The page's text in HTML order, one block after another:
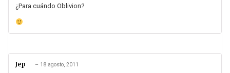
¿Para cuándo Oblivion?
Jep – 18 agosto, 2011